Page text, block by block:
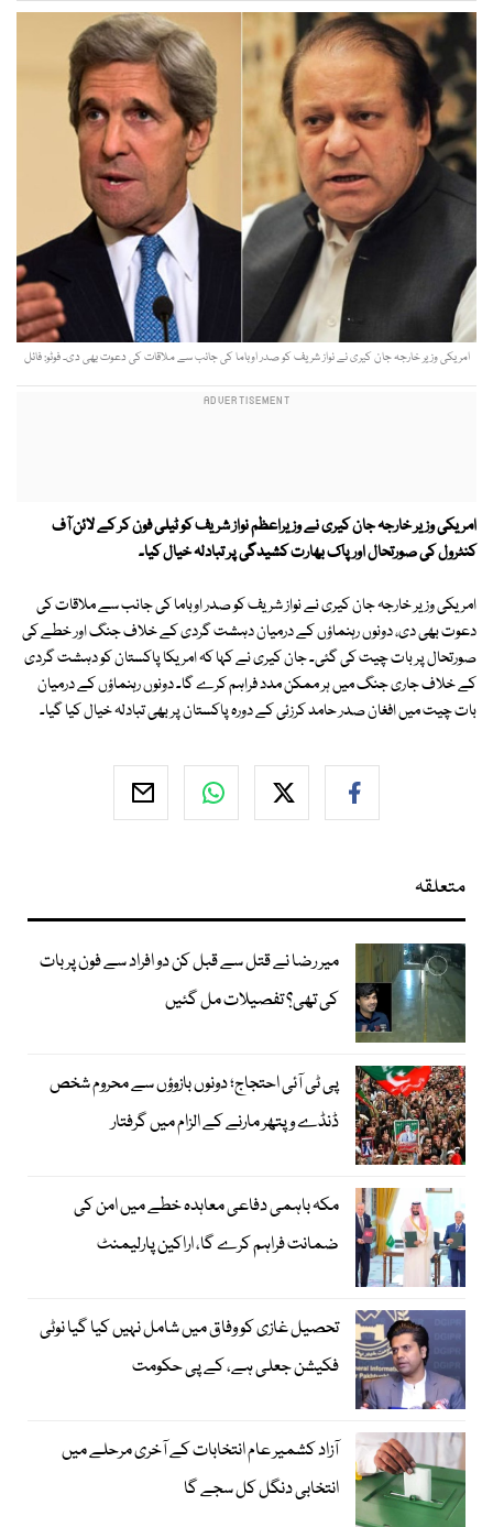
امریکی وزیر خارجہ جان کیری نے نواز شریف کو صدر اوباما کی جانب سے ملاقات کی دعوت بھی دی۔ فوٹو: فائل
امریکی وزیر خارجہ جان کیری نے وزیراعظم نواز شریف کو ٹیلی فون کر کے لائن آف
کنٹرول کی صورتحال اور پاک بھارت کشیدگی پر تبادلہ خیال کیا۔
امریکی وزیر خارجہ جان کیری نے نواز شریف کو صدر اوباما کی جانب سے ملاقات کی
دعوت بھی دی، دونوں رہنماؤں کے درمیان دہشت گردی کے خلاف جنگ اور خطے کی
صورتحال پر بات چیت کی گئی۔ جان کیری نے کہا کہ امریکا پاکستان کو دہشت گردی
کے خلاف جاری جنگ میں ہر ممکن مدد فراہم کرے گا۔ دونوں رہنماؤں کے درمیان
بات چیت میں افغان صدر حامد کرزئی کے دورہ پاکستان پر بھی تبادلہ خیال کیا گیا۔
متعلقہ
میر رضا نے قتل سے قبل کن دو افراد سے فون پر بات
کی تھی؟ تفصیلات مل گئیں
پی ٹی آئی احتجاج؛ دونوں بازوؤں سے محروم شخص
ڈنڈے و پتھر مارنے کے الزام میں گرفتار
مکہ باہمی دفاعی معاہدہ خطے میں امن کی
ضمانت فراہم کرے گا، اراکین پارلیمنٹ
تحصیل غازی کو وفاق میں شامل نہیں کیا گیا نوٹی
فکیشن جعلی ہے، کے پی حکومت
آزاد کشمیر عام انتخابات کے آخری مرحلے میں
انتخابی دنگل کل سجے گا